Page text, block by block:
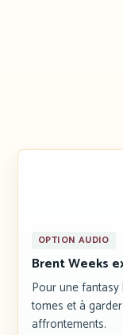
OPTION AUDIO
Brent Weeks
Pour une fantasy
tomes et à
affrontements.